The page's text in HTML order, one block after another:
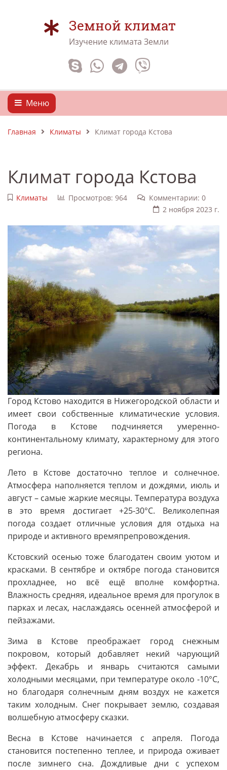
Земной климат
Изучение климата Земли
Меню
Главная Климаты Климат города Кстова
Климат города Кстова
Климаты Просмотров: 964
Комментарии: 0
2 ноября 2023 г.
Город Кстово находится в Нижегородской области и
имеет свои собственные климатические условия.
Погода в Кстове подчиняется умеренно-
континентальному климату, характерному для этого
региона.
Лето в Кстове достаточно теплое и солнечное.
Атмосфера наполняется теплом и дождями, июль и
август – самые жаркие месяцы. Температура воздуха
в это время достигает +25-30°C. Великолепная
погода создает отличные условия для отдыха на
природе и активного времяпрепровождения.
Кстовский осенью тоже благодатен своим уютом и
красками. В сентябре и октябре погода становится
прохладнее, но всё ещё вполне комфортна.
Влажность средняя, идеальное время для прогулок в
парках и лесах, наслаждаясь осенней атмосферой и
пейзажами.
Зима в Кстове преображает город снежным
покровом, который добавляет некий чарующий
эффект. Декабрь и январь считаются самыми
холодными месяцами, при температуре около -10°C,
но благодаря солнечным дням воздух не кажется
таким холодным. Снег покрывает землю, создавая
волшебную атмосферу сказки.
Весна в Кстове начинается с апреля. Погода
становится постепенно теплее, и природа оживает
после зимнего сна. Дождливые дни с успехом